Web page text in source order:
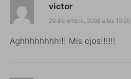
victor
29 diciembre, 2008 a las 19:20
Aghhhhhhhh!!! Mis ojos!!!!!!